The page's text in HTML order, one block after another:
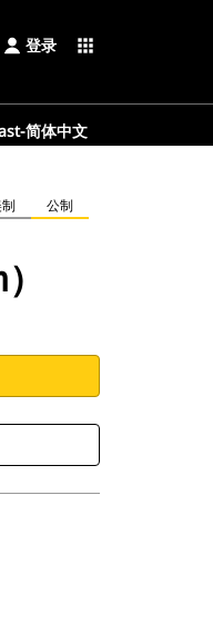
登录 apps
简体中文
公制